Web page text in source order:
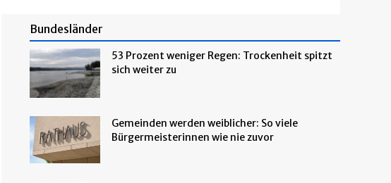
Bundesländer
53 Prozent weniger Regen: Trockenheit spitzt
sich weiter zu
Gemeinden werden weiblicher: So viele
Bürgermeisterinnen wie nie zuvor